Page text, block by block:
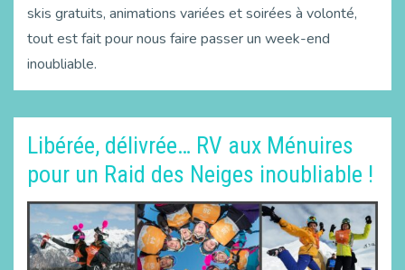
skis gratuits, animations variées et soirées à volonté,
tout est fait pour nous faire passer un week-end
inoubliable.
Libérée, délivrée… RV aux Ménuires
pour un Raid des Neiges inoubliable !